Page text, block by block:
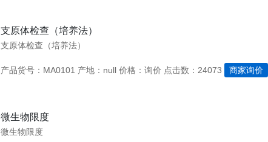
支原体检查（培养法）
支原体检查（培养法）
产品货号：MA0101 产地：null 价格：询价 点击数：24073 商家询价
微生物限度
微生物限度